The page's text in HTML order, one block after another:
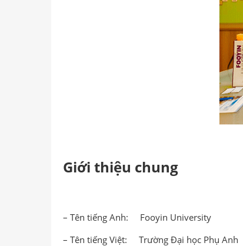
Giới thiệu chung
– Tên tiếng Anh: Fooyin University
– Tên tiếng Việt: Trường Đại học Phụ Anh